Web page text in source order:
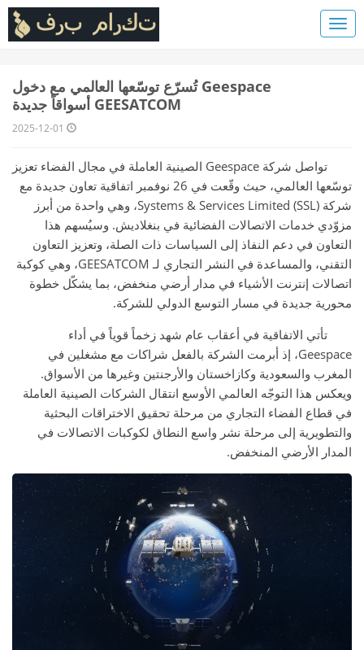
Geespace تُسرّع توسّعها العالمي مع دخول
GEESATCOM أسواقاً جديدة
2025-12-01
تواصل شركة Geespace الصينية العاملة في مجال الفضاء تعزيز
توسّعها العالمي، حيث وقّعت في 26 نوفمبر اتفاقية تعاون جديدة مع
شركة Systems & Services Limited (SSL)، وهي واحدة من أبرز
مزوّدي خدمات الاتصالات الفضائية في بنغلاديش. وسيُسهم هذا
التعاون في دعم النفاذ إلى السياسات ذات الصلة، وتعزيز التعاون
التقني، والمساعدة في النشر التجاري لـ GEESATCOM، وهي كوكبة
اتصالات إنترنت الأشياء في مدار أرضي منخفض، بما يشكّل خطوة
محورية جديدة في مسار التوسع الدولي للشركة.
تأتي الاتفاقية في أعقاب عام شهد زخماً قوياً في أداء
Geespace، إذ أبرمت الشركة بالفعل شراكات مع مشغلين في
المغرب والسعودية وكازاخستان والأرجنتين وغيرها من الأسواق.
ويعكس هذا التوجّه العالمي الأوسع انتقال الشركات الصينية العاملة
في قطاع الفضاء التجاري من مرحلة تحقيق الاختراقات البحثية
والتطويرية إلى مرحلة نشر واسع النطاق لكوكبات الاتصالات في
المدار الأرضي المنخفض.